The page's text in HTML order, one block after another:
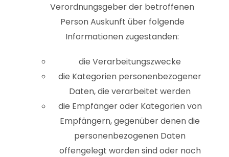
Verordnungsgeber der betroffenen
Person Auskunft über folgende
Informationen zugestanden:
die Verarbeitungszwecke
die Kategorien personenbezogener
Daten, die verarbeitet werden
die Empfänger oder Kategorien von
Empfängern, gegenüber denen die
personenbezogenen Daten
offengelegt worden sind oder noch